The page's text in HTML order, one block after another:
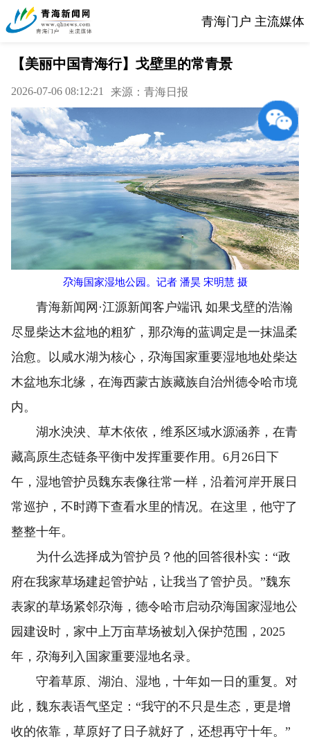
青海门户 主流媒体
【美丽中国青海行】戈壁里的常青景
2026-07-06 08:12:21 来源：青海日报
尕海国家湿地公园。 记者 潘昊 宋明慧 摄
青海新闻网·江源新闻客户端讯 如果戈壁的浩瀚
尽显柴达木盆地的粗犷，那尕海的蓝调定是一抹温柔
治愈。以咸水湖为核心，尕海国家重要湿地地处柴达
木盆地东北缘，在海西蒙古族藏族自治州德令哈市境
内。
湖水泱泱、草木依依，维系区域水源涵养，在青
藏高原生态链条平衡中发挥重要作用。6月26日下
午，湿地管护员魏东表像往常一样，沿着河岸开展日
常巡护，不时蹲下查看水里的情况。在这里，他守了
整整十年。
为什么选择成为管护员？他的回答很朴实：“政
府在我家草场建起管护站，让我当了管护员。”魏东
表家的草场紧邻尕海，德令哈市启动尕海国家湿地公
园建设时，家中上万亩草场被划入保护范围，2025
年，尕海列入国家重要湿地名录。
守着草原、湖泊、湿地，十年如一日的重复。对
此，魏东表语气坚定：“我守的不只是生态，更是增
收的依靠，草原好了日子就好了，还想再守十年。”